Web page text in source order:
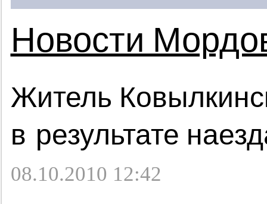
Новости
Житель
в результате
08.10.2010 12:42